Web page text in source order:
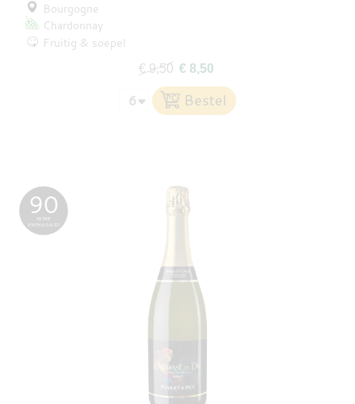
Bourgogne
Chardonnay
Fruitig & soepel
€ 9,50 € 8,50
90
WINE
ENTHUSIAST